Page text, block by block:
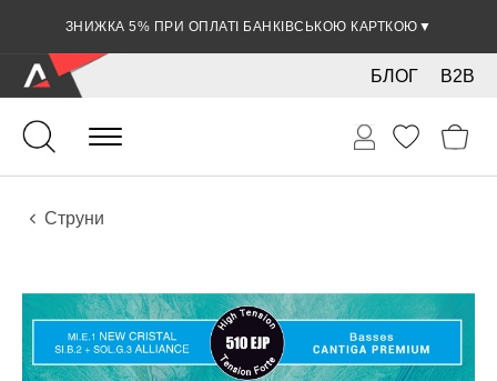
ЗНИЖКА 5% ПРИ ОПЛАТІ БАНКІВСЬКОЮ КАРТКОЮ ▼
B2B
БЛОГ
Гітари
Акустичні інструменти
Аксесуари
Струни